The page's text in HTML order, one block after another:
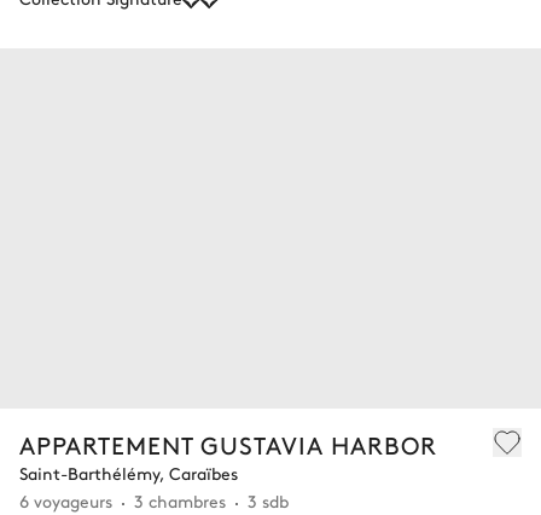
APPARTEMENT GUSTAVIA HARBOR
Saint-Barthélémy, Caraïbes
6 voyageurs
3 chambres 3 sdb